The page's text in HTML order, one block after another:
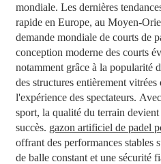
mondiale. Les dernières
rapide en Europe, au Moyen-
demande mondiale de courts de
conception moderne des courts
notamment grâce à la popularité
des structures entièrement
l'expérience des spectateurs.
sport, la qualité du terrain
succès. gazon artificiel de padel
offrant des performances stables
de balle constant et une sécurité